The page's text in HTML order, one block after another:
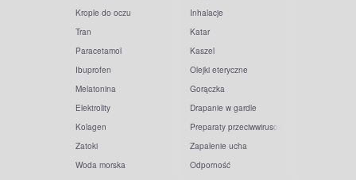
Krople do oczu
Tran
Paracetamol
Ibuprofen
Melatonina
Elektrolity
Kolagen
Zatoki
Woda morska
Inhalacje
Katar
Kaszel
Olejki eteryczne
Gorączka
Drapanie w gardle
Preparaty przeciwwirusowe
Zapalenie ucha
Odporność